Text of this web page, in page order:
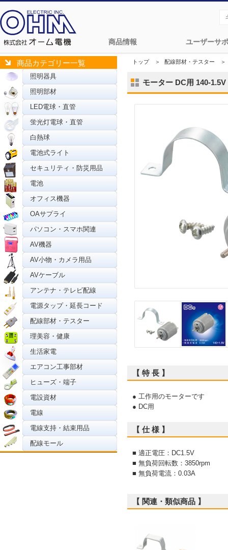
商品情報 ユーザーサ
商品カテゴリー一覧
照明器具
照明部材
LED電球・直管
蛍光灯電球・直管
白熱球
電池式ライト
セキュリティ・防災用品
電池
オフィス機器
OAサプライ
パソコン・スマホ関連
AV機器
AV小物・カメラ用品
AVケーブル
アンテナ・テレビ配線
電源タップ・延長コード
配線部材・テスター
理美容・健康
生活家電
エアコン工事部材
ヒューズ・端子
電設資材
電線
電線支持・結束用品
配線モール
トップ＞ 配線部材・テスター ＞
モーター DC用 140-
【 特 長 】
● 工作用のモーターです
● DC用
【 仕 様 】
■ 適正電圧：DC1.5V
■ 無負荷回転数：3850rpm
■ 無負荷電流：0.03A
【 関連・類似商品 】